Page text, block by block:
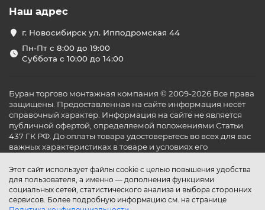
Этот сайт использует файлы cookie с целью повышения удобства
для пользователя, а именно — дополнения функциями
социальных сетей, статистического анализа и выбора сторонних
сервисов. Более подробную информацию см. на странице
Наш адрес
г. Новосибирск ул. Ипподромская 44
Пн-Пт с 8:00 до 19:00
Суббота с 10:00 до 14:00
Буран торгово монтажная компания © 2009-2026 Все права
защищены. Предоставленная на сайте информация несёт
справочный характер. Информация на сайте не является
публичной офертой, определяемой положениями Статьи
437 ГК РФ. До оплаты товара удостоверьтесь во всех для вас
важных характеристиках в товаре и условиях его